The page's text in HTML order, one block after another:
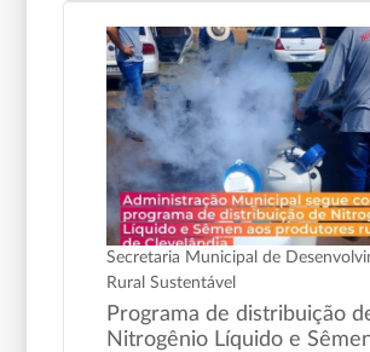
Secretaria Municipal de
Rural Sustentável
Programa de distribuição
Nitrogênio Líquido e